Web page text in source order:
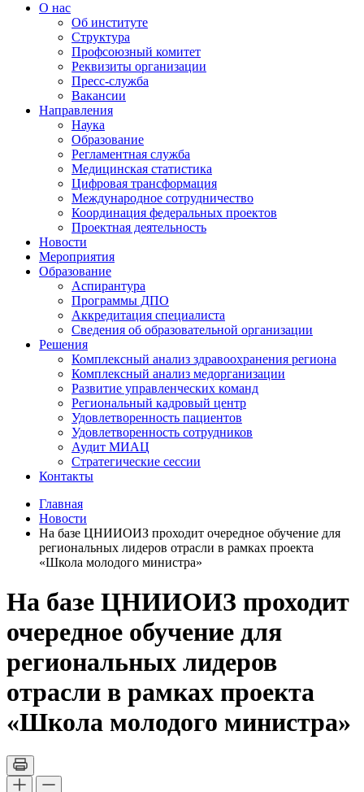
О нас
Об институте
Структура
Профсоюзный комитет
Реквизиты организации
Пресс-служба
Вакансии
Направления
Наука
Образование
Регламентная служба
Медицинская статистика
Цифровая трансформация
Международное сотрудничество
Координация федеральных проектов
Проектная деятельность
Новости
Мероприятия
Образование
Аспирантура
Программы ДПО
Аккредитация специалиста
Сведения об образовательной организации
Решения
Комплексный анализ здравоохранения региона
Комплексный анализ медорганизации
Развитие управленческих команд
Региональный кадровый центр
Удовлетворенность пациентов
Удовлетворенность сотрудников
Аудит МИАЦ
Стратегические сессии
Контакты
Главная
Новости
На базе ЦНИИОИЗ проходит очередное обучение для
региональных лидеров отрасли в рамках проекта
«Школа молодого министра»
На базе ЦНИИОИЗ проходит
очередное обучение для
региональных лидеров
отрасли в рамках проекта
«Школа молодого министра»